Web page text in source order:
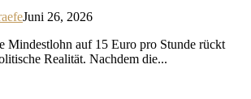
Juni 26, 2026
Mindestlohn auf 15 Euro pro Stunde rückt
Realität. Nachdem die...